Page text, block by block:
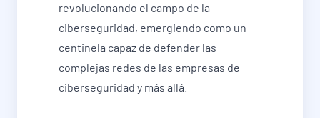
revolucionando el campo de la
ciberseguridad, emergiendo como un
centinela capaz de defender las
complejas redes de las empresas de
ciberseguridad y más allá.